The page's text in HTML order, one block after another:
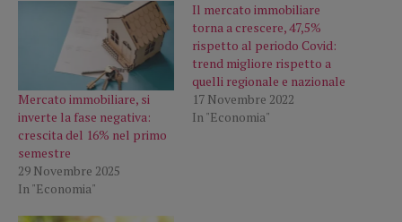
Mercato immobiliare, si
inverte la fase negativa:
crescita del 16% nel primo
semestre
29 Novembre 2025
In "Economia"
Il mercato immobiliare
torna a crescere, 47,5%
rispetto al periodo Covid:
trend migliore rispetto a
quelli regionale e nazionale
17 Novembre 2022
In "Economia"